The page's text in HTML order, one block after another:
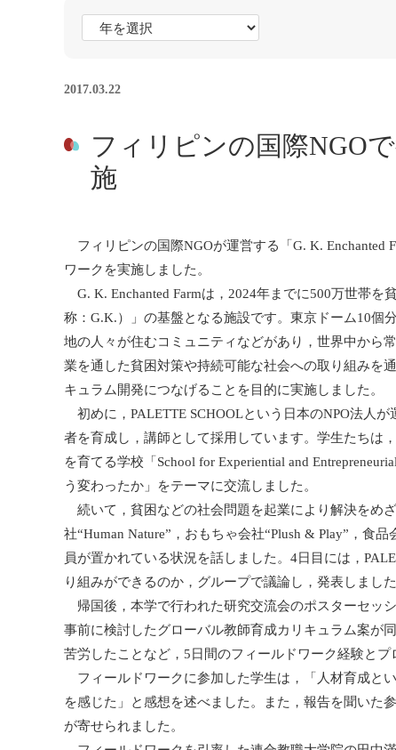
2017.03.22
フィリピンの国際NGO
施
フィリピンの国際NGOが運営する「G. K. Enchanted
ワークを実施しました。
G. K. Enchanted Farmは，2024年までに500万世帯を
称：G.K.）」の基盤となる施設です。東京ドーム10個
地の人々が住むコミュニティなどがあり，世界中から
業を通した貧困対策や持続可能な社会への取り組みを
キュラム開発につなげることを目的に実施しました。
初めに，PALETTE SCHOOLという日本のNPO法人
者を育成し，講師として採用しています。学生たちは
を育てる学校「School for Experiential and
う変わったか」をテーマに交流しました。
続いて，貧困などの社会問題を起業により解決をめ
社“Human Nature”，おもちゃ会社“Plush & Play”，食
員が置かれている状況を話しました。4日目には，
り組みができるのか，グループで議論し，発表しました
帰国後，本学で行われた研究交流会のポスターセッ
事前に検討したグローバル教師育成カリキュラム案が
苦労したことなど，5日間のフィールドワーク経験とプ
フィールドワークに参加した学生は，「人材育成と
を感じた」と感想を述べました。また，報告を聞いた
が寄せられました。